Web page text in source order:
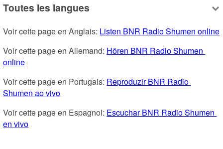
Toutes les langues
Voir cette page en Anglais: Listen BNR Radio Shumen online
Voir cette page en Allemand: Hören BNR Radio Shumen
online
Voir cette page en Portugais: Reproduzir BNR Radio
Shumen ao vivo
Voir cette page en Espagnol: Escuchar BNR Radio Shumen
en vivo